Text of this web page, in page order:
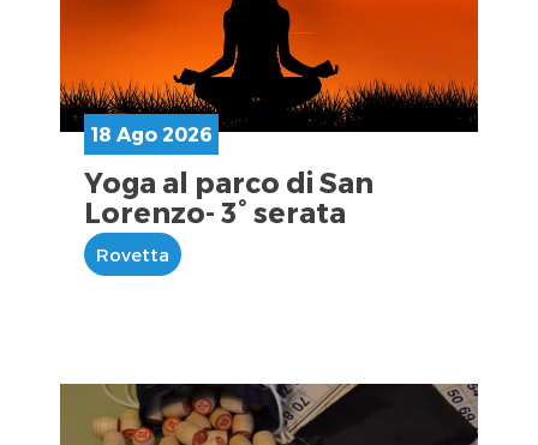
18 Ago 2026
Yoga al parco di San
Lorenzo- 3° serata
Rovetta